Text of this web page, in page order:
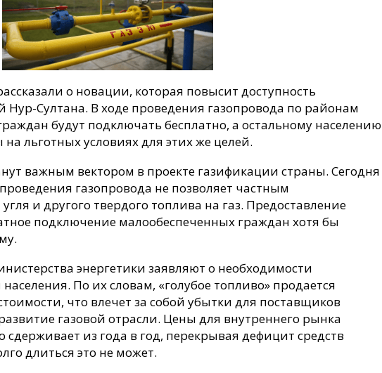
о новации, которая повысит доступность
Нур-Султана. В ходе проведения газопровода по районам
будут подключать бесплатно, а остальному населению
льготных условиях для этих же целей.
важным вектором в проекте газификации страны. Сегодня
газопровода не позволяет частным
и другого твердого топлива на газ. Предоставление
подключение малообеспеченных граждан хотя бы
энергетики заявляют о необходимости
По их словам, «голубое топливо» продается
что влечет за собой убытки для поставщиков
газовой отрасли. Цены для внутреннего рынка
сдерживает из года в год, перекрывая дефицит средств
длиться это не может.